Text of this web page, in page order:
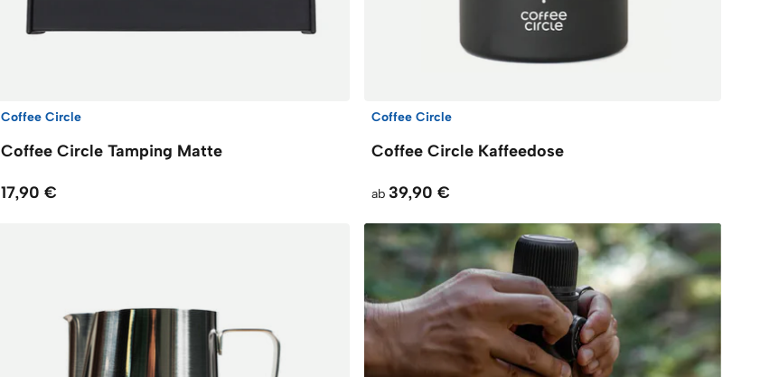
Coffee Circle
Coffee Circle Tamping Matte
17,90 €
Coffee Circle
Coffee Circle Kaffeedose
ab39,90 €